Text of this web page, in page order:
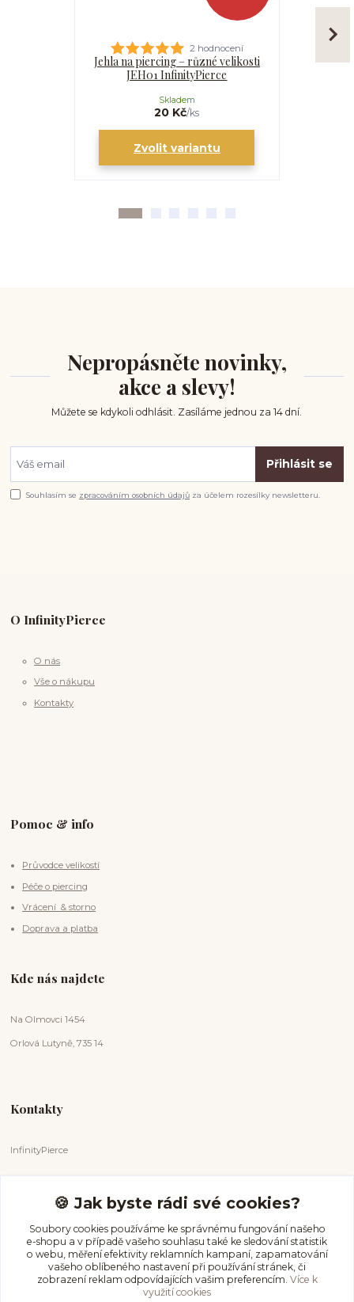
2 hodnocení
Jehla na piercing – různé velikosti
JEH01 InfinityPierce
20 Kč/ks
Skladem
Zvolit variantu
Nepropásněte novinky,
akce a slevy!
Můžete se kdykoli odhlásit. Zasíláme jednou za 14 dní.
Přihlásit se
Souhlasím se zpracováním osobních údajů za účelem rozesílky newsletteru.
O InfinityPierce
O nás
Vše o nákupu
Kontakty
Pomoc & info
Průvodce velikostí
Péče o piercing
Vrácení & storno
Doprava a platba
Kde nás najdete
Na Olmovci 1454
Orlová Lutyně, 735 14
Kontakty
InfinityPierce
+420 731 681 038
(Po-Ne, 9-18 hod.)
info@infinitypierce.cz
🍪 Jak byste rádi své cookies?
Soubory cookies používáme ke správnému fungování našeho
e-shopu a v případě vašeho souhlasu také ke sledování statistik
o webu, měření efektivity reklamních kampaní, zapamatování
vašeho oblíbeného nastavení při používání stránek, či
zobrazení reklam odpovídajících vašim preferencím. Více k
využití cookies